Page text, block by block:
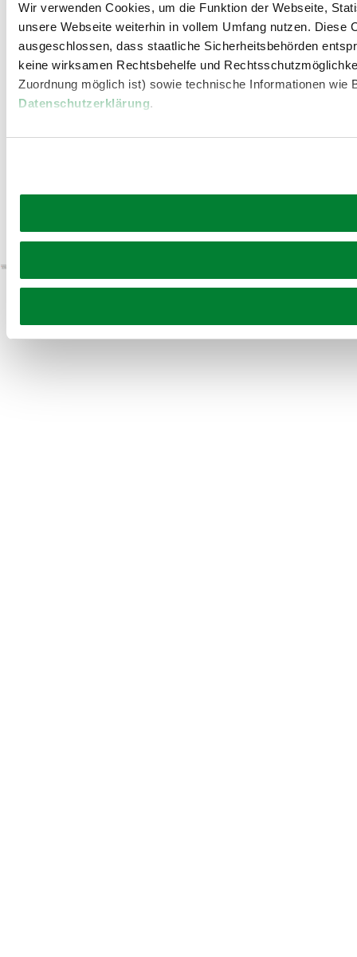
Wir verwenden Cookies, um die Funktion der Webseite,
unsere Webseite weiterhin in vollem Umfang nutzen.
ausgeschlossen, dass staatliche Sicherheitsbehörden
keine wirksamen Rechtsbehelfe und
Zuordnung möglich ist) sowie technische Informationen
Datenschutzerklärung.
Reise- und Stornobedingungen ImpressumDatenschutz
LEADERHaftungsausschluss